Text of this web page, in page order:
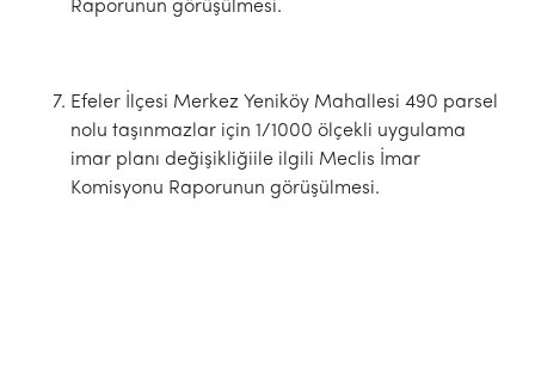
Raporunun görüşülmesi.
Efeler İlçesi Merkez Yeniköy Mahallesi 490 parsel
nolu taşınmazlar için 1/1000 ölçekli uygulama
imar planı değişikliğiile ilgili Meclis İmar
Komisyonu Raporunun görüşülmesi.